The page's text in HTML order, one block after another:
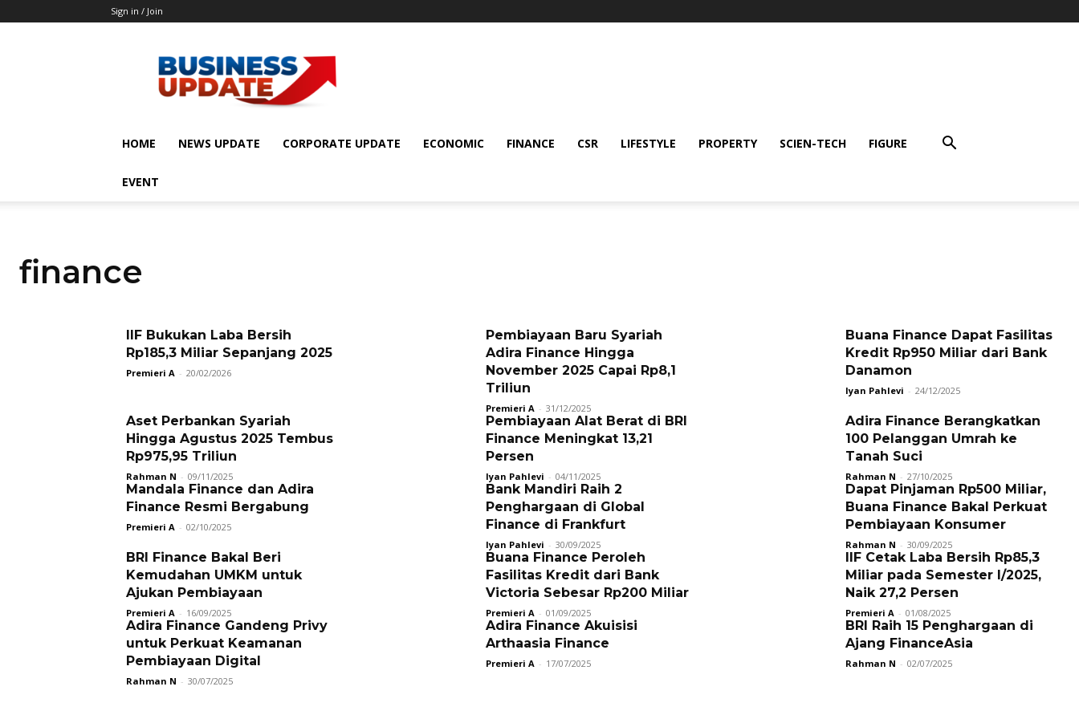
Sign in / Join
Businessupdate.id
HOME NEWS UPDATE CORPORATE UPDATE ECONOMIC FINANCE CSR LIFESTYLE PROPERTY SCIEN-TECH FIGURE
EVENT
finance
IIF Bukukan Laba Bersih
Rp185,3 Miliar Sepanjang 2025
Premieri A - 20/02/2026
Pembiayaan Baru Syariah
Adira Finance Hingga
November 2025 Capai Rp8,1
Triliun
Premieri A - 31/12/2025
Buana Finance Dapat Fasilitas
Kredit Rp950 Miliar dari Bank
Danamon
Iyan Pahlevi - 24/12/2025
Aset Perbankan Syariah
Hingga Agustus 2025 Tembus
Rp975,95 Triliun
Rahman N - 09/11/2025
Pembiayaan Alat Berat di BRI
Finance Meningkat 13,21
Persen
Iyan Pahlevi - 04/11/2025
Adira Finance Berangkatkan
100 Pelanggan Umrah ke
Tanah Suci
Rahman N - 27/10/2025
Mandala Finance dan Adira
Finance Resmi Bergabung
Premieri A - 02/10/2025
Bank Mandiri Raih 2
Penghargaan di Global
Finance di Frankfurt
Iyan Pahlevi - 30/09/2025
Dapat Pinjaman Rp500 Miliar,
Buana Finance Bakal Perkuat
Pembiayaan Konsumer
Rahman N - 30/09/2025
BRI Finance Bakal Beri
Kemudahan UMKM untuk
Ajukan Pembiayaan
Premieri A - 16/09/2025
Buana Finance Peroleh
Fasilitas Kredit dari Bank
Victoria Sebesar Rp200 Miliar
Premieri A - 01/09/2025
IIF Cetak Laba Bersih Rp85,3
Miliar pada Semester I/2025,
Naik 27,2 Persen
Premieri A - 01/08/2025
Adira Finance Gandeng Privy
untuk Perkuat Keamanan
Pembiayaan Digital
Rahman N - 30/07/2025
Adira Finance Akuisisi
Arthaasia Finance
Premieri A - 17/07/2025
BRI Raih 15 Penghargaan di
Ajang FinanceAsia
Rahman N - 02/07/2025